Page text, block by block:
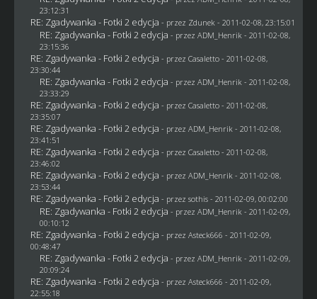
23:12:31
RE: Zgadywanka - Fotki 2 edycja - przez Zdunek - 2011-02-08, 23:15:01
RE: Zgadywanka - Fotki 2 edycja - przez ADM_Henrik - 2011-02-08,
23:15:36
RE: Zgadywanka - Fotki 2 edycja - przez Casaletto- 2011-02-08,
23:30:44
RE: Zgadywanka - Fotki 2 edycja - przez ADM_Henrik - 2011-02-08,
23:33:29
RE: Zgadywanka - Fotki 2 edycja - przez Casaletto- 2011-02-08,
23:35:07
RE: Zgadywanka - Fotki 2 edycja - przez ADM_Henrik - 2011-02-08,
23:41:51
RE: Zgadywanka - Fotki 2 edycja - przez Casaletto- 2011-02-08,
23:46:02
RE: Zgadywanka - Fotki 2 edycja - przez ADM_Henrik - 2011-02-08,
23:53:44
RE: Zgadywanka - Fotki 2 edycja - przez sothis- 2011-02-09, 00:02:00
RE: Zgadywanka - Fotki 2 edycja - przez ADM_Henrik - 2011-02-09,
00:10:12
RE: Zgadywanka - Fotki 2 edycja - przez Asteck666 - 2011-02-09,
00:48:47
RE: Zgadywanka - Fotki 2 edycja - przez ADM_Henrik - 2011-02-09,
20:09:24
RE: Zgadywanka - Fotki 2 edycja - przez Asteck666 - 2011-02-09,
22:55:18